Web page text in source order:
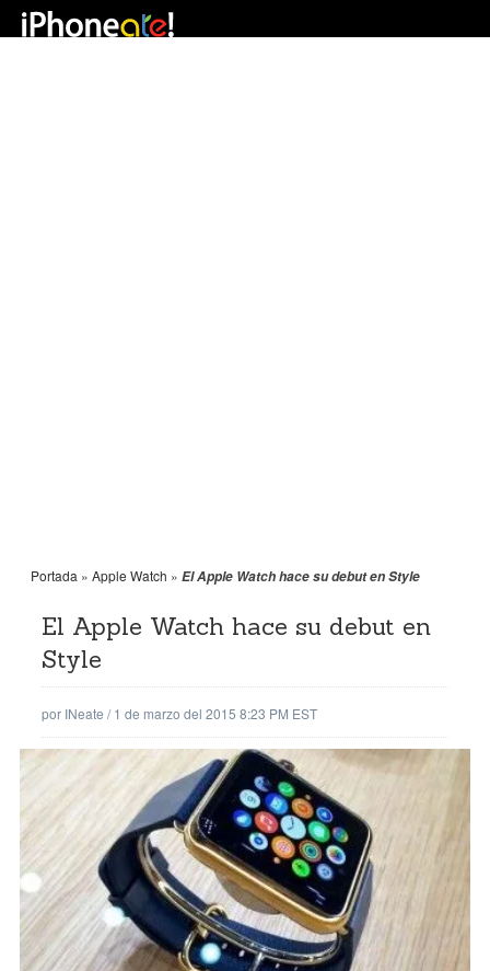
Portada » Apple Watch » El Apple Watch hace su debut en Style
El Apple Watch hace su debut en
Style
por INeate /1 de marzo del 2015 8:23 PM EST